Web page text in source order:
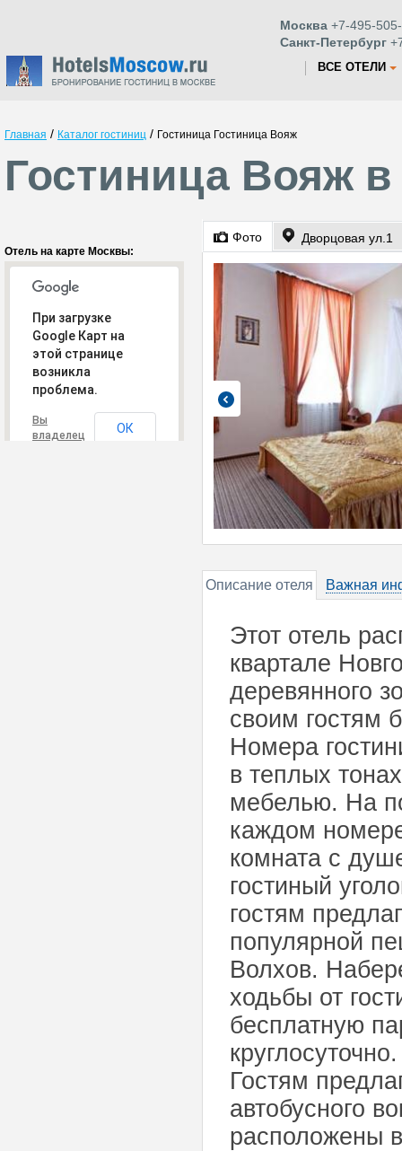
Москва +7-495-
Санкт-Петербург
ВСЕ ОТЕЛИ
Главная / Каталог гостиниц / Гостиница Гостиница Вояж
Гостиница Вояж
Отель на карте Москвы:
При загрузке
Google Карт на
этой странице
возникла
проблема.
Вы
владелец
ОК
Фото Дворцовая ул.1
Описание отеля Важная
Этот отель
квартале
деревянного
своим гостям
Номера
в теплых
мебелью. На
каждом
комната с
гостиный
гостям
популярной
Волхов.
ходьбы от
бесплатную
Гостям
автобусного
расположены